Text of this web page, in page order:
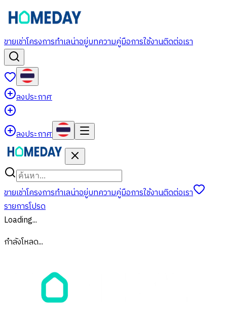
ขายเช่าโครงการทำเลน่าอยู่บทความคู่มือการใช้งานติดต่อเรา
ลงประกาศ
ลงประกาศ
ขายเช่าโครงการทำเลน่าอยู่บทความคู่มือการใช้งานติดต่อเรา
รายการโปรด
Loading...
กำลังโหลด...